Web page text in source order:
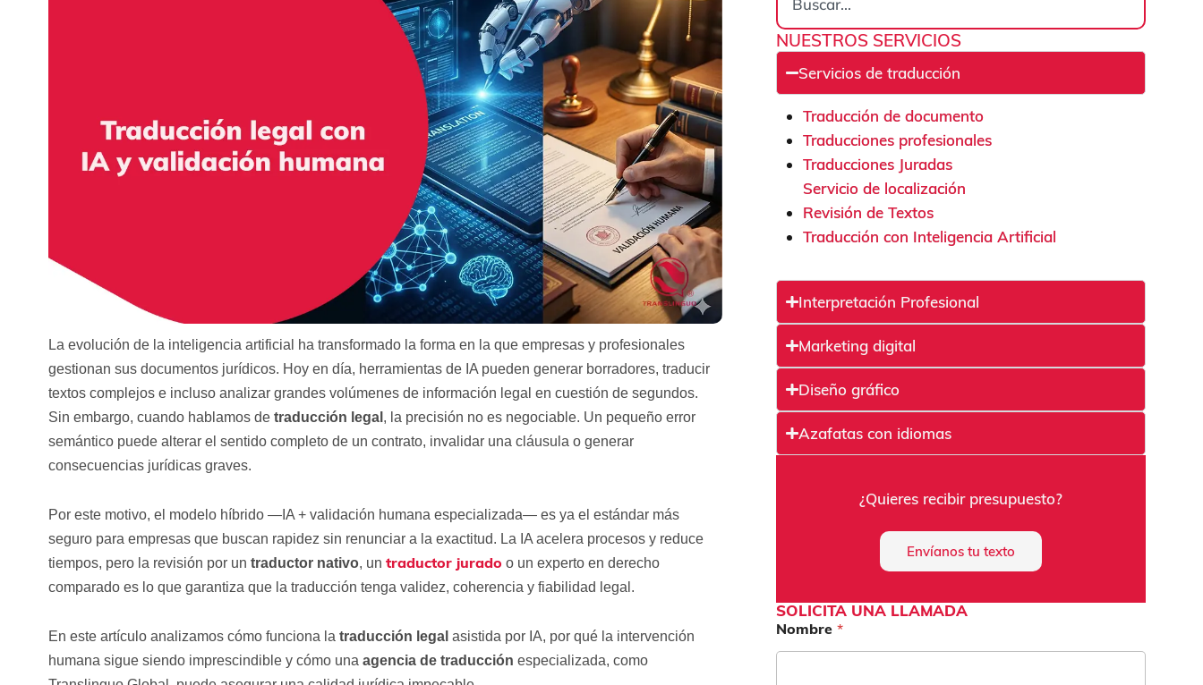
La evolución de la inteligencia artificial ha transformado la forma en la que empresas y profesionales
gestionan sus documentos jurídicos. Hoy en día, herramientas de IA pueden generar borradores, traducir
textos complejos e incluso analizar grandes volúmenes de información legal en cuestión de segundos.
Sin embargo, cuando hablamos de traducción legal , la precisión no es negociable. Un pequeño error
semántico puede alterar el sentido completo de un contrato, invalidar una cláusula o generar
consecuencias jurídicas graves.
Por este motivo, el modelo híbrido —IA + validación humana especializada— es ya el estándar más
seguro para empresas que buscan rapidez sin renunciar a la exactitud. La IA acelera procesos y reduce
tiempos, pero la revisión por un traductor nativo, un traductor jurado o un experto en derecho
comparado es lo que garantiza que la traducción tenga validez, coherencia y fiabilidad legal.
En este artículo analizamos cómo funciona la traducción legal asistida por IA, por qué la intervención
humana sigue siendo imprescindible y cómo una agencia de traducción especializada, como
NUESTROS SERVICIOS
Servicios de traducción
Traducción de documento
Traducciones profesionales
Traducciones Juradas
Servicio de localización
Revisión de Textos
Traducción con Inteligencia Artificial
Interpretación Profesional
Marketing digital
Diseño gráfico
Azafatas con idiomas
¿Quieres recibir presupuesto?
Envíanos tu texto
SOLICITA UNA LLAMADA
Nombre*